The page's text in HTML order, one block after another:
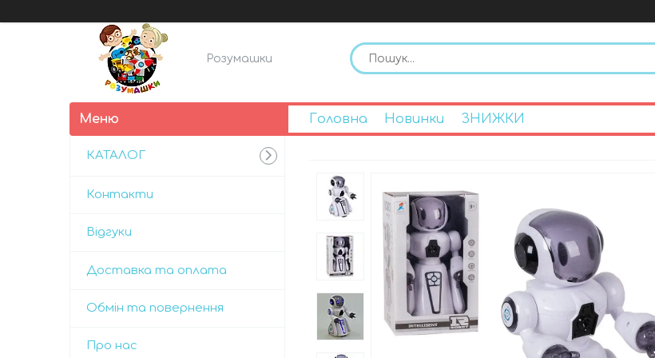
Розумашки
Головна Новинки ЗНИЖКИ
КАТАЛОГ
Контакти
Відгуки
Доставка та оплата
Обмін та повернення
Про нас